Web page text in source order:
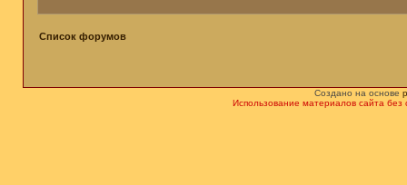
Список форумов
Создано на основе
Использование материалов сайта